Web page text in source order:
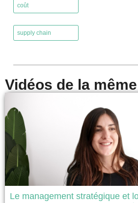
coût
supply chain
Vidéos de la même
Le management stratégique et